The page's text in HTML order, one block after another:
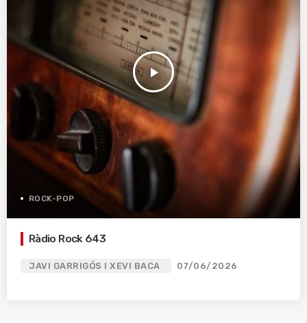
play_arrow
ROCK-POP
Ràdio Rock 643
JAVI GARRIGÓS I XEVI BACA 07/06/2026